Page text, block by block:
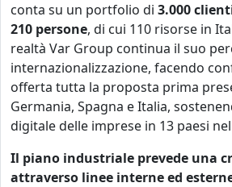
conta su un portfolio di 3.000
210 persone, di cui 110 risorse in
realtà Var Group continua il suo
internazionalizzazione, facendo
offerta tutta la proposta prima
Germania, Spagna e Italia,
digitale delle imprese in 13 paesi
Il piano industriale prevede una
attraverso linee interne ed